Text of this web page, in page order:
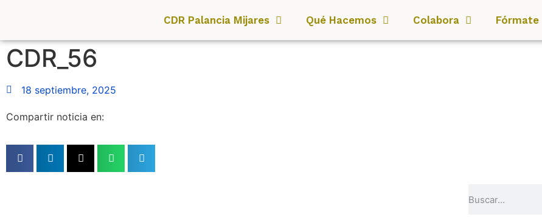
CDR Palancia Mijares Qué Hacemos Colabora Fórmate
CDR_56
18 septiembre, 2025
Compartir noticia en: